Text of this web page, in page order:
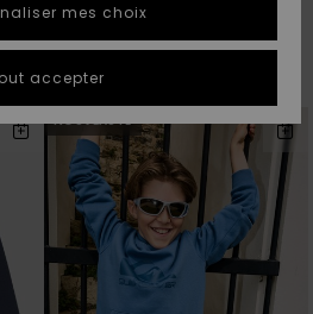
la
Comp Logo
Sweat à capuche Vert Garçon
NOUVEAUTÉ
mes choix
accepter